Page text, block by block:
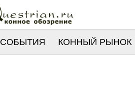
СОБЫТИЯ КОННЫЙ РЫНОК